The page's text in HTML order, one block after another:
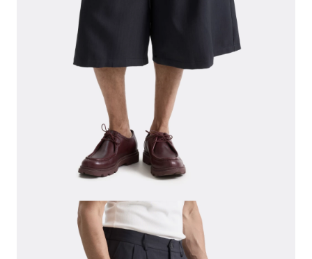
СВИТЕРА И КАРДИГАНЫ
СМОТРЕТЬ ВСЕ